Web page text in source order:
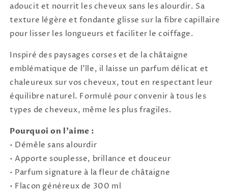
adoucit et nourrit les cheveux sans les alourdir. Sa
texture légère et fondante glisse sur la fibre capillaire
pour lisser les longueurs et faciliter le coiffage.
Inspiré des paysages corses et de la châtaigne
emblématique de l’île, il laisse un parfum délicat et
chaleureux sur vos cheveux, tout en respectant leur
équilibre naturel. Formulé pour convenir à tous les
types de cheveux, même les plus fragiles.
Pourquoi on l’aime :
• Démêle sans alourdir
• Apporte souplesse, brillance et douceur
• Parfum signature à la fleur de châtaigne
• Flacon généreux de 300 ml